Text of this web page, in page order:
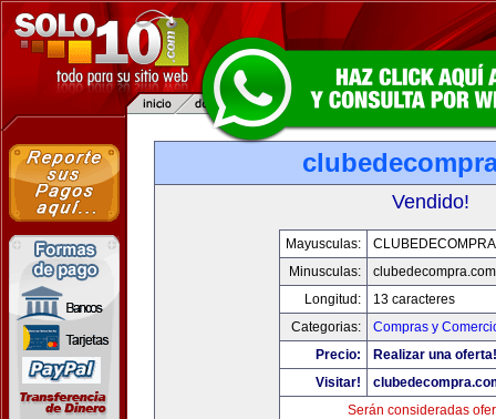
Vendido!
Mayusculas:
Minusculas:
clubedecompra.com
Longitud:
13 caracteres
Categorias:
Compras y
Precio:
Realizar una oferta!
Visitar!
Serán consideradas